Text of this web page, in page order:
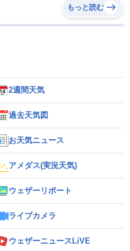
もっと読む
2週間天気
過去天気図
お天気ニュース
アメダス(実況天気)
ウェザーリポート
ライブカメラ
ウェザーニュースLiVE